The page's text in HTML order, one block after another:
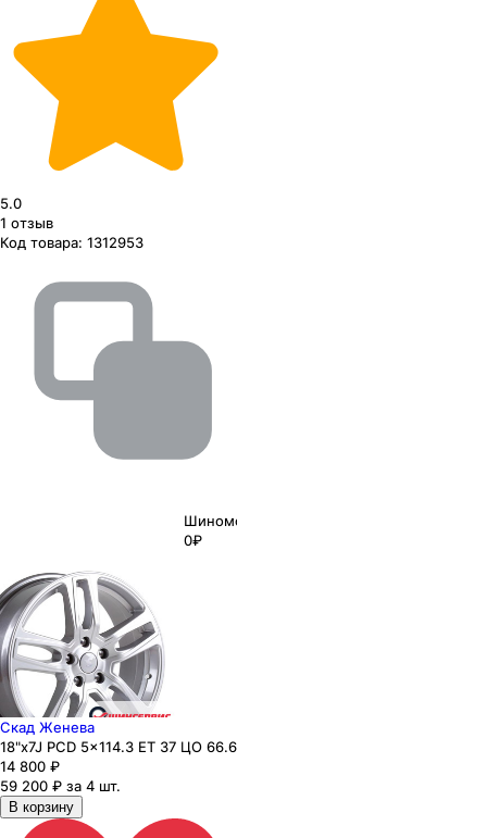
5.0
1 отзыв
Код товара: 1312953
Шиномонтаж
0₽
Скад Женева
18"x7J PCD 5x114.3 ЕТ 37 ЦО 66.6
14 800 ₽
59 200 ₽ за 4 шт.
В корзину